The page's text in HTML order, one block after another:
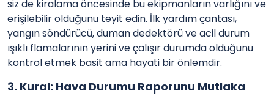
siz de kiralama öncesinde bu ekipmanların varlığını ve
erişilebilir olduğunu teyit edin. İlk yardım çantası,
yangın söndürücü, duman dedektörü ve acil durum
ışıklı flamalarının yerini ve çalışır durumda olduğunu
kontrol etmek basit ama hayati bir önlemdir.
3. Kural: Hava Durumu Raporunu Mutlaka